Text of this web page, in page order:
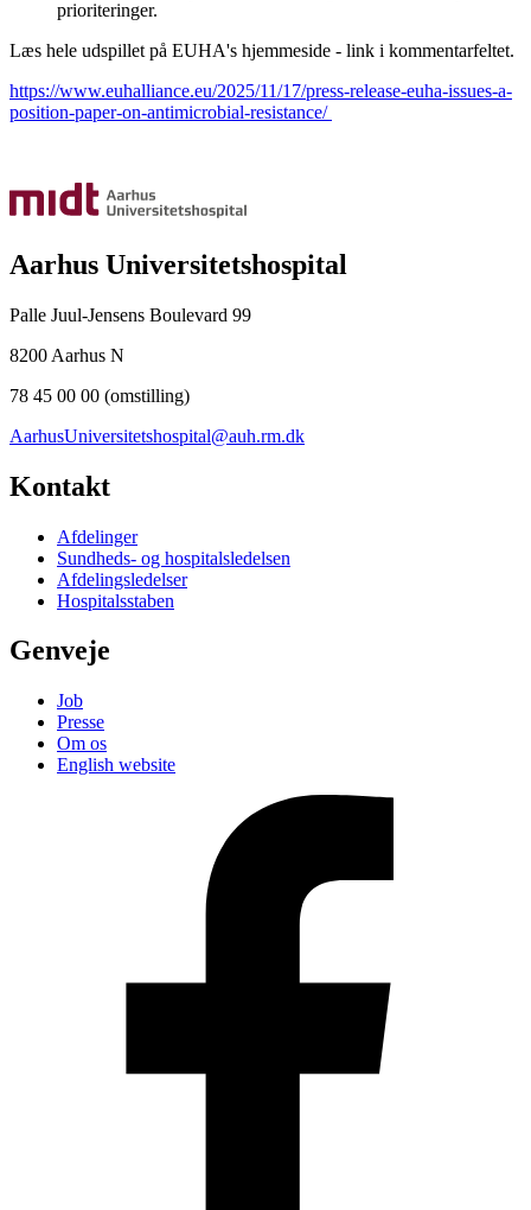
prioriteringer.
Læs hele udspillet på EUHA's hjemmeside - link i kommentarfeltet.
https://www.euhalliance.eu/2025/11/17/press-release-euha-issues-a-
position-paper-on-antimicrobial-resistance/
Aarhus Universitetshospital
Palle Juul-Jensens Boulevard 99
8200 Aarhus N
78 45 00 00 (omstilling)
AarhusUniversitetshospital@auh.rm.dk
Kontakt
Afdelinger
Sundheds- og hospitalsledelsen
Afdelingsledelser
Hospitalsstaben
Genveje
Job
Presse
Om os
English website